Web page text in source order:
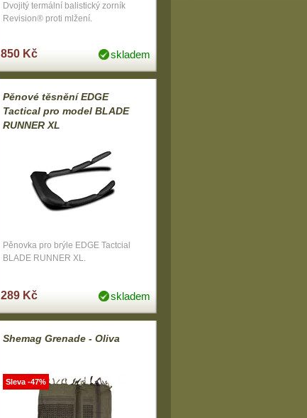
Dvojitý termální balistický zorník
Revision® proti mlžení.
850 Kč skladem
Pěnové těsnění EDGE
Tactical pro model BLADE
RUNNER XL
Pěnovka pro brýle EDGE Tactcial
BLADE RUNNER XL.
289 Kč skladem
Shemag Grenade - Oliva
Sleva -47%